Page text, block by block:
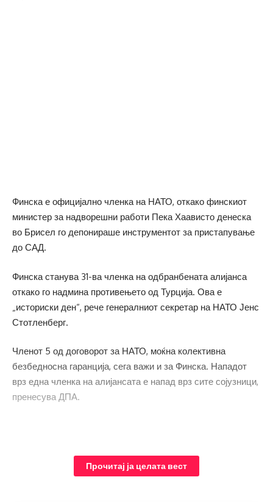
Финска е официјално членка на НАТО, откако финскиот
министер за надворешни работи Пека Хаависто денеска
во Брисел го депонираше инструментот за пристапување
до САД.
Финска станува 31-ва членка на одбранбената алијанса
откако го надмина противењето од Турција. Ова е
„историски ден“, рече генералниот секретар на НАТО Јенс
Стотленберг.
Членот 5 од договорот за НАТО, моќна колективна
безбедносна гаранција, сега важи и за Финска. Нападот
врз една членка на алијансата е напад врз сите сојузници,
пренесува ДПА.
Прочитај ја целата вест